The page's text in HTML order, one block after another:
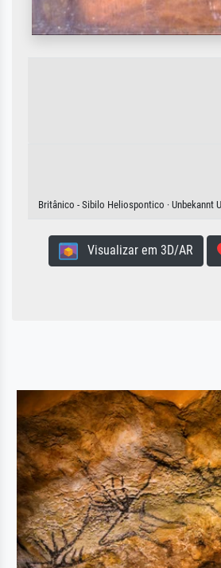
Britânico - Sibilo Heliospontico · Unbekannt
Visualizar em 3D/AR